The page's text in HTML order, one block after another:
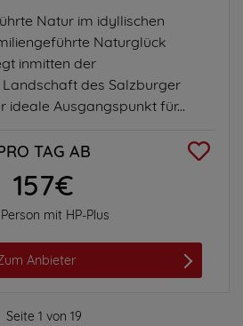
Natur im idyllischen
Naturglück
inmitten der
des Salzburger
ideale Ausgangspunkt für...
TAG AB
157€
mit HP-Plus
Anbieter
Seite 1 von 19